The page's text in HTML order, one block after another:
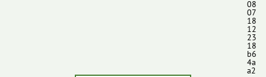
08
07
18
12
23
18
b6
4a
a2